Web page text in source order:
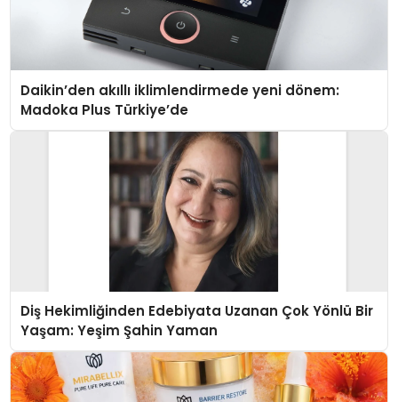
Daikin’den akıllı iklimlendirmede yeni dönem:
Madoka Plus Türkiye’de
Diş Hekimliğinden Edebiyata Uzanan Çok Yönlü Bir
Yaşam: Yeşim Şahin Yaman